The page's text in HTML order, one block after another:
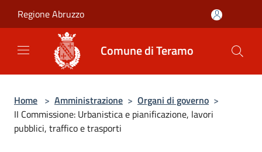
Regione Abruzzo
Comune di Teramo
Home > Amministrazione > Organi di governo >
II Commissione: Urbanistica e pianificazione, lavori
pubblici, traffico e trasporti